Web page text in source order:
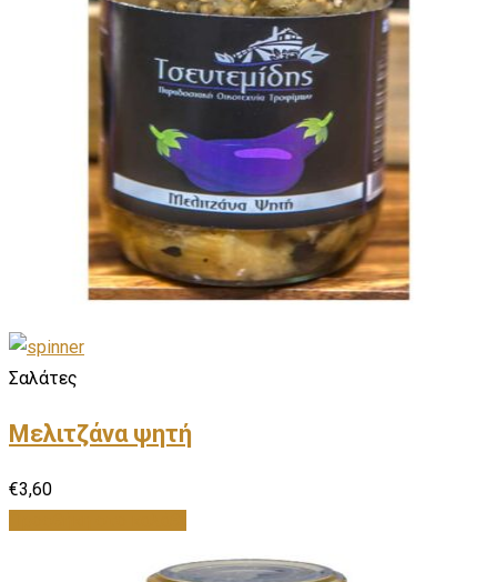
Σαλάτες
Μελιτζάνα ψητή
€3,60